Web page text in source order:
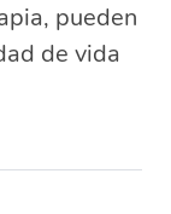
pueden
de vida